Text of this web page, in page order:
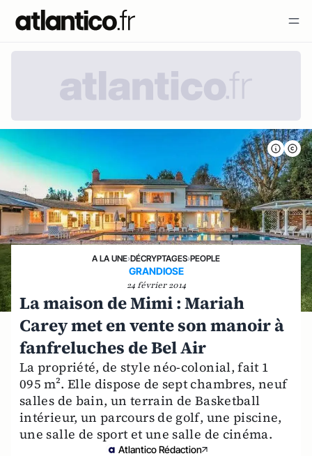
A LA UNE›DÉCRYPTAGES›PEOPLE
GRANDIOSE
24 février 2014
La maison de Mimi : Mariah
Carey met en vente son manoir à
fanfreluches de Bel Air
La propriété, de style néo-colonial, fait 1
095 m². Elle dispose de sept chambres, neuf
salles de bain, un terrain de Basketball
intérieur, un parcours de golf, une piscine,
une salle de sport et une salle de cinéma.
Atlantico Rédaction